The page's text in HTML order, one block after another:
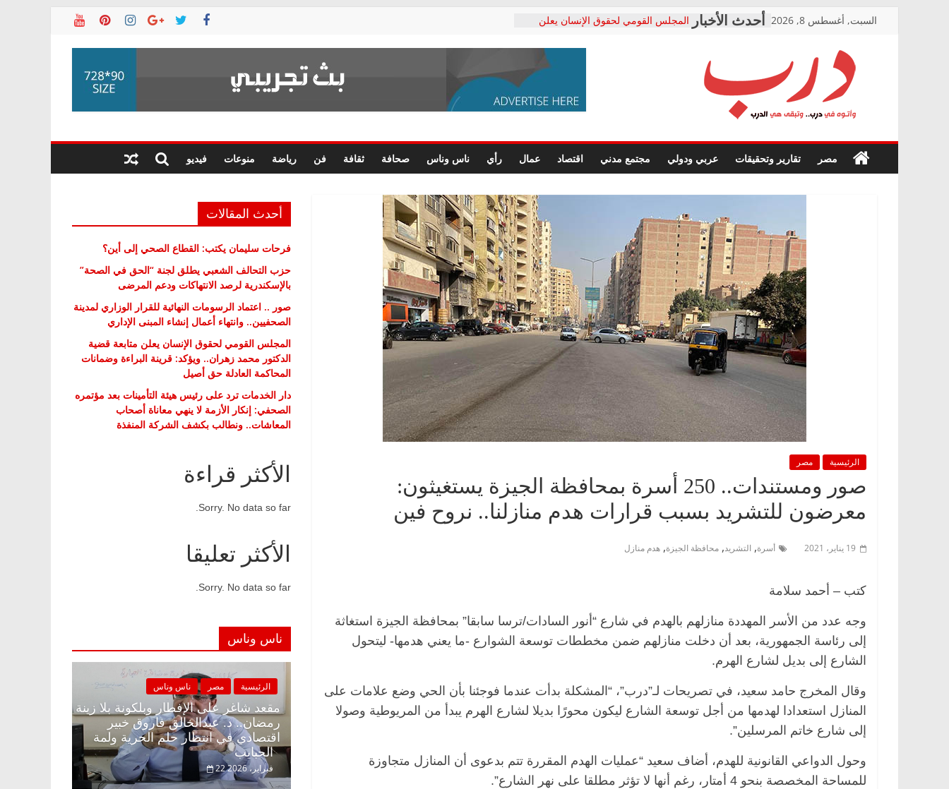
السبت, أغسطس 8, 2026
المجلس القومي لحقوق الإنسان يعلن
قرينة البراءة وضمانات المحاكمة العادلة
دار الخدمات ترد على رئيس هيئة التأمينات
معاناة أصحاب المعاشات.. ونطالب بكشف
أين؟
حزب التحالف الشعبي يطلق لجنة “الحق
في الصحة” بالإسكندرية لرصد الانتهاكات
صور .. اعتماد الرسومات النهائية للقرار
الوزاري لمدينة الصحفيين.. وانتهاء أعمال
إنشاء المبنى الإداري
درب
في
درب..
مصر تقارير وتحقيقات عربي ودولي مجتمع مدني اقتصاد عمال رأي ناس وناس صحافة ثقافة فن رياضة منوعات فيديو
الرئيسية مصر
صور ومستندات.. 250 أسرة بمحافظة الجيزة يستغيثون:
معرضون للتشريد بسبب قرارات هدم منازلنا.. نروح فين
19 يناير، 2021 أسرة, التشريد, محافظة الجيزة, هدم منازل
كتب – أحمد سلامة
وجه عدد من الأسر المهددة منازلهم بالهدم في شارع “أنور السادات/ترسا سابقا” بمحافظة الجيزة استغاثة
إلى رئاسة الجمهورية، بعد أن دخلت منازلهم ضمن مخططات توسعة الشوارع -ما يعني هدمها- ليتحول
الشارع إلى بديل لشارع الهرم.
وقال المخرج حامد سعيد، في تصريحات لـ”درب”، “المشكلة بدأت عندما فوجئنا بأن الحي وضع علامات على
المنازل استعدادا لهدمها من أجل توسعة الشارع ليكون محورًا بديلا لشارع الهرم يبدأ من المريوطية وصولا
إلى شارع خاتم المرسلين”.
وحول الدواعي القانونية للهدم، أضاف سعيد “عمليات الهدم المقررة تتم بدعوى أن المنازل متجاوزة
للمساحة المخصصة بنحو 4 أمتار، رغم أنها لا تؤثر مطلقا على نهر الشارع”.
أحدث المقالات
فرحات سليمان يكتب: القطاع الصحي إلى أين؟
حزب التحالف الشعبي يطلق لجنة “الحق في الصحة”
بالإسكندرية لرصد الانتهاكات ودعم المرضى
صور .. اعتماد الرسومات النهائية للقرار الوزاري لمدينة
الصحفيين.. وانتهاء أعمال إنشاء المبنى الإداري
المجلس القومي لحقوق الإنسان يعلن متابعة قضية
الدكتور محمد زهران.. ويؤكد: قرينة البراءة وضمانات
المحاكمة العادلة حق أصيل
دار الخدمات ترد على رئيس هيئة التأمينات بعد مؤتمره
الصحفي: إنكار الأزمة لا ينهي معاناة أصحاب
المعاشات.. ونطالب بكشف الشركة المنفذة
الأكثر قراءة
Sorry. No data so far.
الأكثر تعليقا
Sorry. No data so far.
ناس وناس
الرئيسية مصر
مقعد شاغر على الإفطار وبلكونة بلا
رمضان.. د. عبدالخالق فاروق خبير
اقتصادي في انتظار حلم الحرية
الحبايب
22 فبراير، 2026
الرئيسية مصر
مقعد شاغر على مائدة الإفطار.. يحيى
حسين عبدالهادي فارس مقاومة
الخصخصة الذي دافع عن المال العام
21 فبراير، 2026
مصر
في ذكرى رحيله.. د. نور فرحات فقيه
للحرية (بروفايل)
26 يناير، 2026
الرئيسية ناس وناس
د. عبدالخالق فاروق.. خبير اقتصادي
يحتفل بذكرى ميلاده وحيداً على أبواب
السبعين (بروفايل)
26 يناير، 2026
يشكو معاناته
أحلى سنين عمره